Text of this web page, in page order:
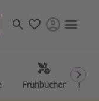
Frühbucher